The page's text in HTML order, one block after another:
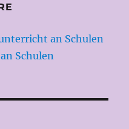
an Schulen
Schulen